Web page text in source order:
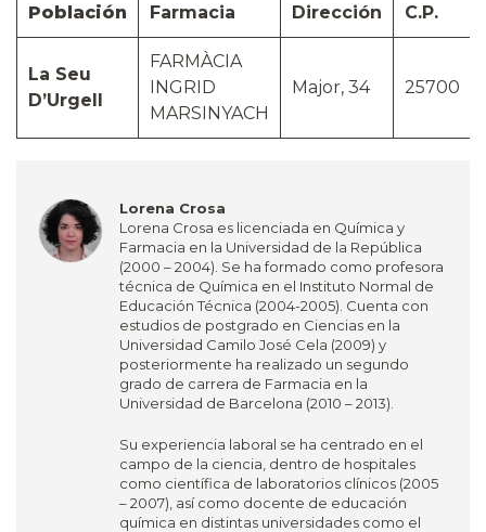
Población Farmacia Dirección C.P.
La Seu
D’Urgell
FARMÀCIA
INGRID
MARSINYACH
Major, 34 25700
Lorena Crosa
Lorena Crosa es licenciada en Química y
Farmacia en la Universidad de la República
(2000 – 2004). Se ha formado como profesora
técnica de Química en el Instituto Normal de
Educación Técnica (2004-2005). Cuenta con
estudios de postgrado en Ciencias en la
Universidad Camilo José Cela (2009) y
posteriormente ha realizado un segundo
grado de carrera de Farmacia en la
Universidad de Barcelona (2010 – 2013).
Su experiencia laboral se ha centrado en el
campo de la ciencia, dentro de hospitales
como científica de laboratorios clínicos (2005
– 2007), así como docente de educación
química en distintas universidades como el